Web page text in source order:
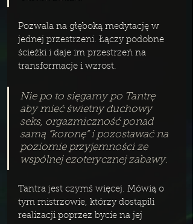
Pozwala na głęboką medytację w
jednej przestrzeni. Łączy podobne
ścieżki i daje im przestrzeń na
transformacje i wzrost.
Nie po to sięgamy po Tantrę
aby mieć świetny duchowy
seks, orgazmiczność ponad
samą ”koronę” i pozostawać na
poziomie przyjemności ze
wspólnej ezoterycznej zabawy.
Tantra jest czymś więcej. Mówią o
tym mistrzowie, którzy dostąpili
realizacji poprzez bycie na jej